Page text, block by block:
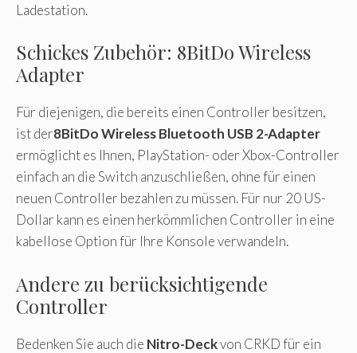
Ladestation.
Schickes Zubehör: 8BitDo Wireless
Adapter
Für diejenigen, die bereits einen Controller besitzen,
ist der8BitDo Wireless Bluetooth USB 2-Adapter
ermöglicht es Ihnen, PlayStation- oder Xbox-Controller
einfach an die Switch anzuschließen, ohne für einen
neuen Controller bezahlen zu müssen. Für nur 20 US-
Dollar kann es einen herkömmlichen Controller in eine
kabellose Option für Ihre Konsole verwandeln.
Andere zu berücksichtigende
Controller
Bedenken Sie auch die Nitro-Deckvon CRKD für ein